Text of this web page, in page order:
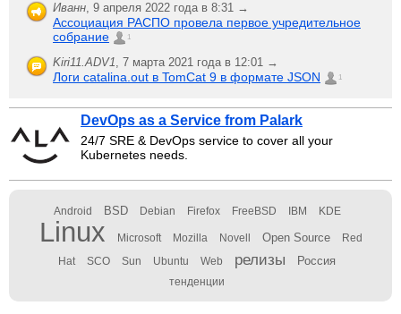
Иванн, 9 апреля 2022 года в 8:31 →
Ассоциация РАСПО провела первое учредительное
собрание
1
Kiri11.ADV1, 7 марта 2021 года в 12:01 →
Логи catalina.out в TomCat 9 в формате JSON 1
DevOps as a Service from Palark
24/7 SRE & DevOps service to cover all your
Kubernetes needs.
Android BSD Debian Firefox FreeBSD IBM KDE
Linux Microsoft Mozilla Novell Open Source Red
Hat SCO Sun Ubuntu Web релизы Россия
тенденции